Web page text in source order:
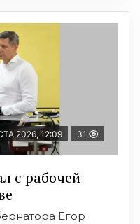
2026, 12:09 31
с рабочей
Егор